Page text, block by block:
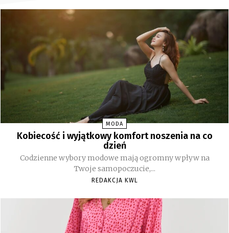
MODA
Kobiecość i wyjątkowy komfort noszenia na co
dzień
Codzienne wybory modowe mają ogromny wpływ na
Twoje samopoczucie,...
REDAKCJA KWL